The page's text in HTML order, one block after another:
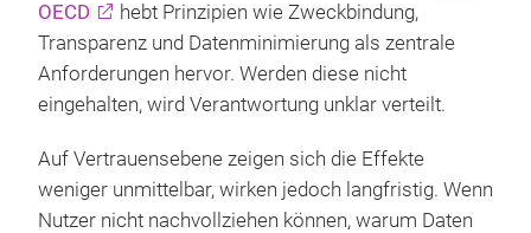
OECD
hebt Prinzipien wie Zweckbindung,
Transparenz und Datenminimierung als zentrale
Anforderungen hervor. Werden diese nicht
eingehalten, wird Verantwortung unklar verteilt.
Auf Vertrauensebene zeigen sich die Effekte
weniger unmittelbar, wirken jedoch langfristig. Wenn
Nutzer nicht nachvollziehen können, warum Daten